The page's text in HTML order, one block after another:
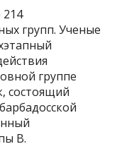
214
групп. Ученые
группе
состоящий
B.